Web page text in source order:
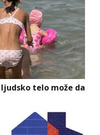
telo može da